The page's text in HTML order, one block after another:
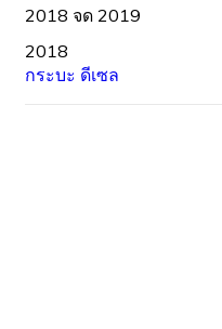
2018 จด 2019
2018
กระบะ ดีเซล